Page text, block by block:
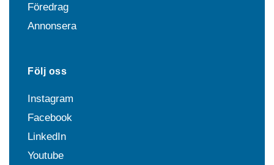
Föredrag
Annonsera
Följ oss
Instagram
Facebook
LinkedIn
Youtube